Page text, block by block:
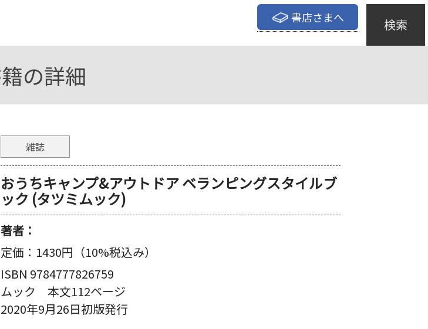
書店さまへ 検索
の詳細
雑誌
おうちキャンプ&アウトドア ベランピングスタイルブ
ック (タツミムック)
著者：
定価： 1430円（10%税込み）
ISBN 9784777826759
ムック 本文112ページ
2020年9月26日初版発行